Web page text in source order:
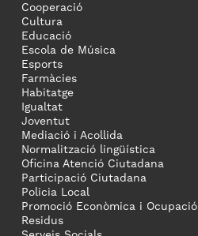
Cooperació
Cultura
Educació
Escola de Música
Esports
Farmàcies
Habitatge
Igualtat
Joventut
Mediació i Acollida
Normalització lingüística
Oficina Atenció Ciutadana
Participació Ciutadana
Policia Local
Promoció Econòmica i Ocupació
Residus